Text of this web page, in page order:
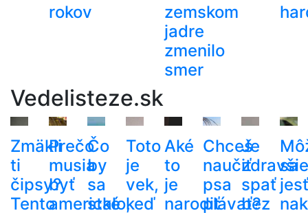
rokov
zemskom
jadre
zmenilo
smer
Vedelisteze.sk
Zmäkli
ti
čipsy?
Tento
Prečo
musia
byť
americké
Čo
by
sa
stalo,
Toto
je
vek,
keď
Aké
to
je
narodiť
Chceš
naučiť
psa
plávať?
Je
zdravšie
spať
bez
sa
jesť